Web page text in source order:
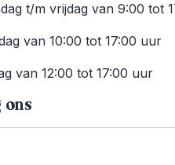
t/m vrijdag van 9:00 tot
van 10:00 tot 17:00 uur
van 12:00 tot 17:00 uur
ons